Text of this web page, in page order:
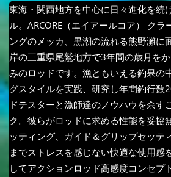
東海・関西地方を中心に日々進化を続
ル。ARCORE（エイアールコア） ク
ングのメッカ、黒潮の流れる熊野灘に
岸の三重県尾鷲地方で3年間の歳月を
みのロッドです。漁ともいえる釣果の
グスタイルを実践、研究し年間釣行数
ドテスターと漁師達のノウハウを余す
ク。彼らがロッドに求める性能を妥協
ッティング、ガイド＆グリップセッテ
までストレスを感じない快適な使用感
してアクションロッド高感度コンセプ